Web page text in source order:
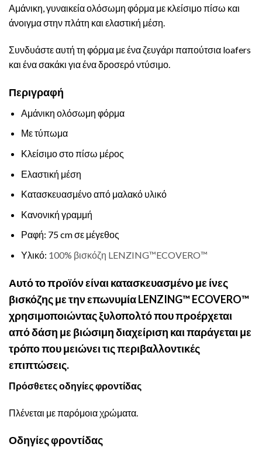
Αμάνικη, γυναικεία ολόσωμη φόρμα με κλείσιμο πίσω και
άνοιγμα στην πλάτη και ελαστική μέση.
Συνδυάστε αυτή τη φόρμα με ένα ζευγάρι παπούτσια loafers
και ένα σακάκι για ένα δροσερό ντύσιμο.
Περιγραφή
Αμάνικη ολόσωμη φόρμα
Με τύπωμα
Κλείσιμο στο πίσω μέρος
Ελαστική μέση
Κατασκευασμένο από μαλακό υλικό
Κανονική γραμμή
Ραφή: 75 cm σε μέγεθος
Υλικό: 100% βισκόζη LENZING™ECOVERO™
Αυτό το προϊόν είναι κατασκευασμένο με ίνες
βισκόζης με την επωνυμία LENZING™ ECOVERO™
χρησιμοποιώντας ξυλοπολτό που προέρχεται
από δάση με βιώσιμη διαχείριση και παράγεται με
τρόπο που μειώνει τις περιβαλλοντικές
επιπτώσεις.
Πρόσθετες οδηγίες φροντίδας
Πλένεται με παρόμοια χρώματα.
Οδηγίες φροντίδας